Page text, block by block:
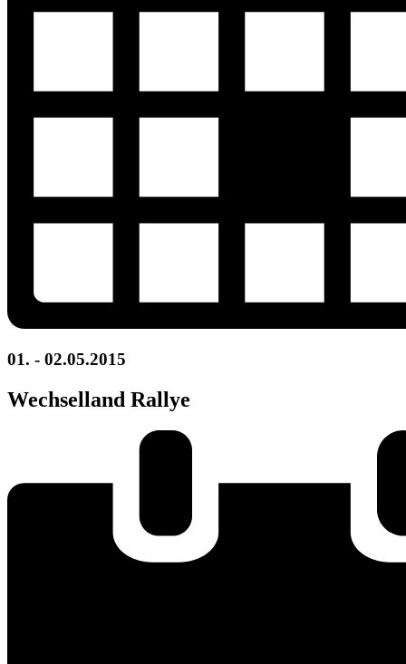
01. - 02.05.2015
Wechselland Rallye